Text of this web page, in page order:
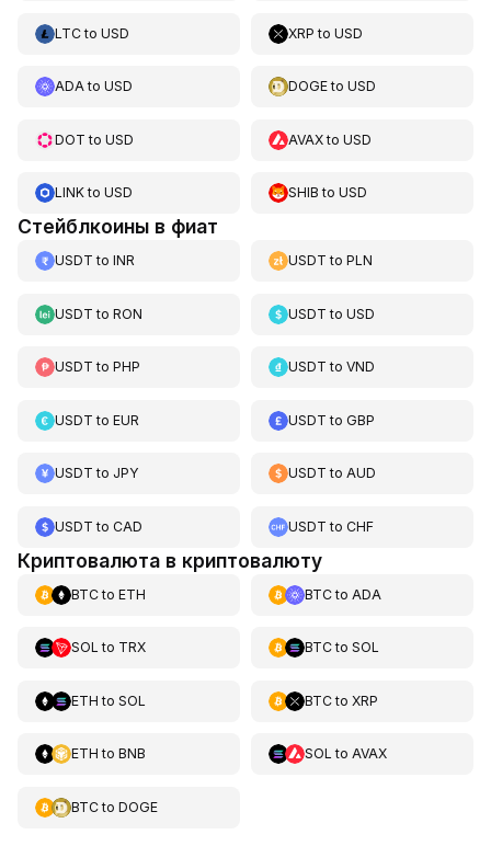
LTCto USD XRP toUSD
ADAto USD DOGEtoUSD
DOT to USD AVAXtoUSD
LINKto USD SHIB toUSD
Стейблкоины в фиат
USDT to INR USDT toPLN
USDT to RON USDT toUSD
USDT to PHP USDT toVND
USDT to EUR USDT toGBP
USDT to JPY USDT toAUD
USDT to CAD USDT toCHF
Криптовалюта в криптовалюту
BTCto ETH BTCto ADA
SOL to TRX BTCto SOL
ETH to SOL BTCto XRP
ETH to BNB SOL to AVAX
BTCto DOGE